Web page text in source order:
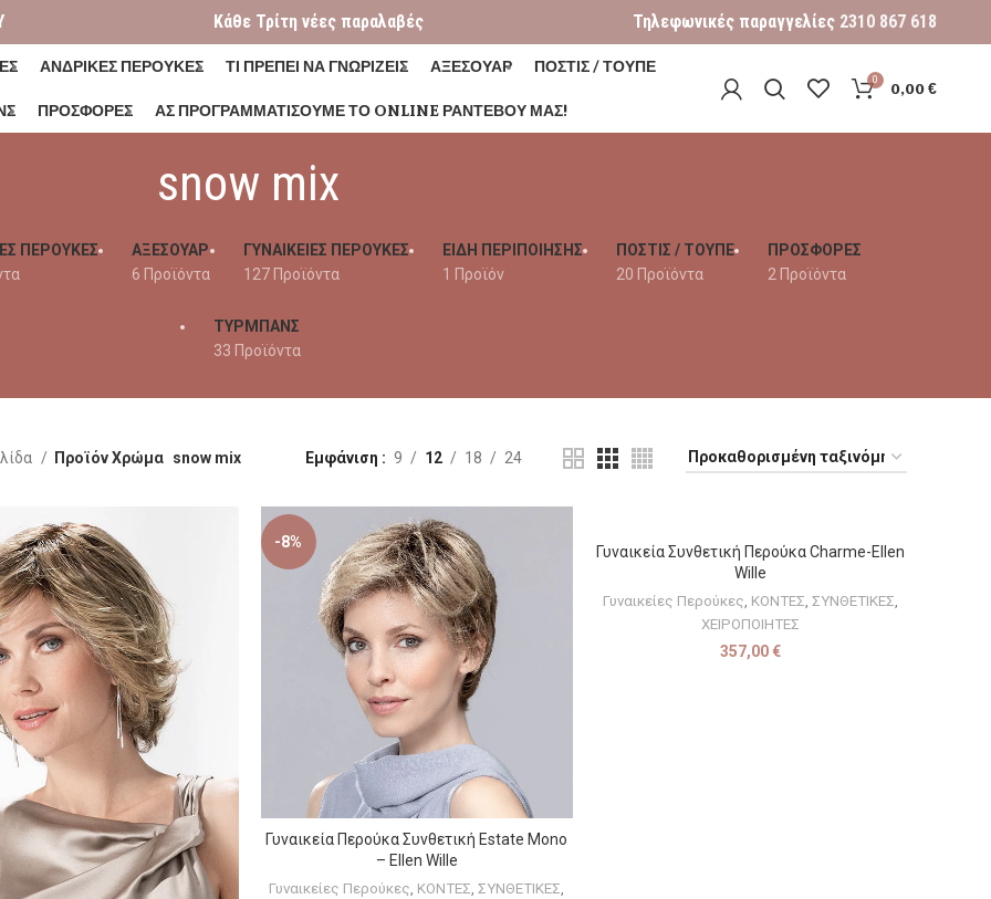
Κάθε Τρίτη νέες παραλαβές Τηλεφωνικές παραγγελίες 2310 867 618
ΑΝΔΡΙΚΕΣ ΠΕΡΟΥΚΕΣ ΤΙ ΠΡΕΠΕΙ ΝΑ ΓΝΩΡΙΖΕΙΣ ΑΞΕΣΟΥΑΡ
ΠΟΣΤΙΣ / ΤΟΥΠΕ
ΠΡΟΣΦΟΡΕΣ ΑΣ ΠΡΟΓΡΑΜΜΑΤΊΣΟΥΜΕ ΤΟ ONLINE ΡΑΝΤΕΒΟΎ ΜΑΣ!
0 0,00€
snow mix
ΠΕΡΟΥΚΕΣ
ΑΞΕΣΟΥΑΡ
6 Προϊόντα
ΓΥΝΑΙΚΕΊΕΣ ΠΕΡΟΎΚΕΣ
127 Προϊόντα
ΕΙΔΗ ΠΕΡΙΠΟΙΗΣΗΣ
1 Προϊόν
ΠΟΣΤΙΣ / ΤΟΥΠΕ
20 Προϊόντα
ΠΡΟΣΦΟΡΕΣ
2 Προϊόντα
ΤΥΡΜΠΑΝΣ
33 Προϊόντα
Προϊόν Χρώμα snow mix Εμφάνιση 9 12 18 24
-8%
ΕΠΙΛΟΓΉ
Γυναικεία Περούκα Συνθετική Estate Mono
– Ellen Wille
Γυναικείες Περούκες, ΚΟΝΤΕΣ,ΣΥΝΘΕΤΙΚΕΣ,
ΕΠΙΛΟΓΉ
Γυναικεία Συνθετική Περούκα Charme-Ellen
Wille
Γυναικείες Περούκες, ΚΟΝΤΕΣ,ΣΥΝΘΕΤΙΚΕΣ,
ΧΕΙΡΟΠΟΙΗΤΕΣ
357,00 €